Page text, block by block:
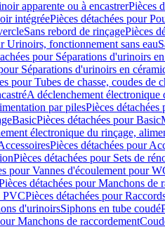
apparente ou à encastrerPièces
intégréePièces détachées pour
Sans rebord de rinçagePièces
Urinoirs, fonctionnement sans eau
pour Séparations d'urinoirs
Séparations d'urinoirs en
pour Tubes de chasse, coudes de
A déclenchement électronique
par pilesPièces
BasicPièces détachées pour Basic
électronique du rinçage,
Pièces détachées pour
Pièces détachées pour Sets de
pour Vannes d'écoulement pour
détachées pour Manchons de
PVCPièces détachées pour
d'urinoirsSiphons en tube coudé
Manchons de raccordement